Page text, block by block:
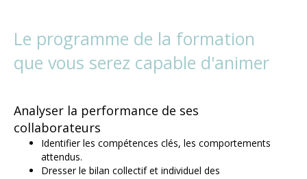
Le programme de la formation
que vous serez capable d'animer
Analyser la performance de ses
collaborateurs
Identifier les compétences clés, les comportements
attendus.
Dresser le bilan collectif et individuel des